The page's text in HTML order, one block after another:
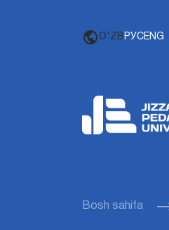
O'ZB РУСENG
Bosh sahifa